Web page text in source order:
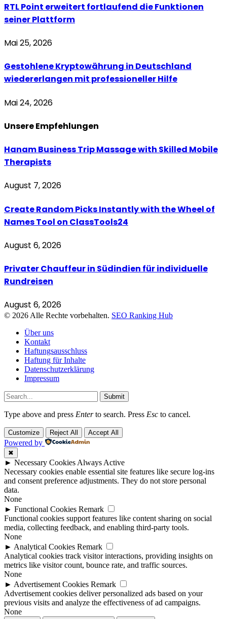
RTL Point erweitert fortlaufend die Funktionen
seiner Plattform
Mai 25, 2026
Gestohlene Kryptowährung in Deutschland
wiedererlangen mit professioneller Hilfe
Mai 24, 2026
UnsereEmpfehlungen
Hanam Business Trip Massage with Skilled Mobile
Therapists
August 7, 2026
Create Random Picks Instantly with the Wheel of
Names Tool on ClassTools24
August 6, 2026
Privater Chauffeur in Südindien für individuelle
Rundreisen
August 6, 2026
© 2026 Alle Rechte vorbehalten. SEO Ranking Hub
Über uns
Kontakt
Haftungsausschluss
Haftung für Inhalte
Datenschutzerklärung
Impressum
Submit
Type above and press Enterto search. Press Esc to cancel.
Customize Reject All Accept All
Powered by
✖
► Necessary CookiesAlways Active
Necessary cookies enable essential site features like secure log-ins
and consent preference adjustments. They do not store personal
data.
None
► Functional Cookies Remark
Functional cookies support features like content sharing on social
media, collecting feedback, and enabling third-party tools.
None
► Analytical Cookies Remark
Analytical cookies track visitor interactions, providing insights on
metrics like visitor count, bounce rate, and traffic sources.
None
► Advertisement Cookies Remark
Advertisement cookies deliver personalized ads based on your
previous visits and analyze the effectiveness of ad campaigns.
None